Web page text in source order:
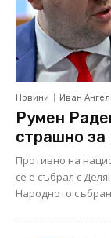
Новини Иван
Румен
страшно за
Противно на
се е събрал с
Народното